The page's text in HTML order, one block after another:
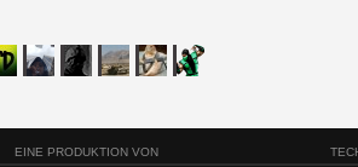
EINE PRODUKTION VON